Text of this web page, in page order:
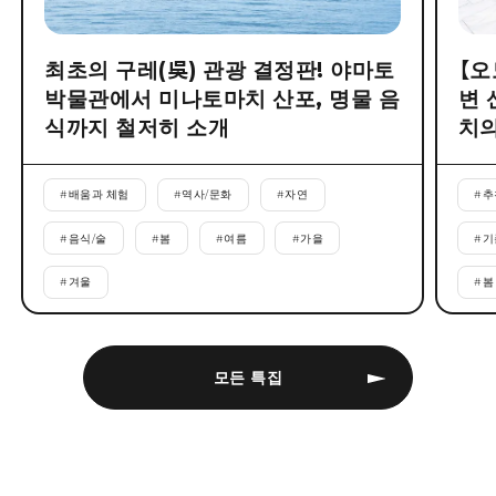
모든 특집
최초의 구레(吳) 관광 결정판! 야마토
박물관에서 미나토마치 산포, 명물 음
식까지 철저히 소개
#배움과 체험 #역사/문화 #자연
#음식/술 #봄 #여름 #가을
# 겨울
【
변
치
#
#
#봄